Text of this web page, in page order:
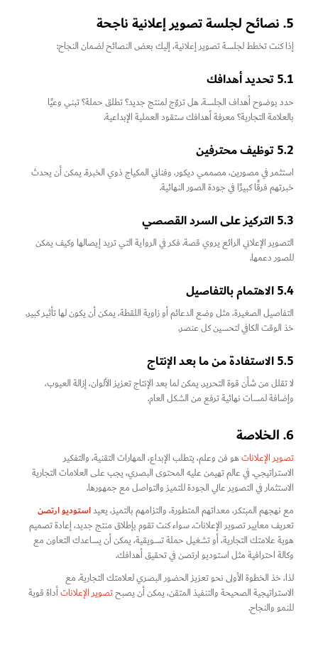
5. نصائح لجلسة تصوير إعلانية ناجحة
إذا كنت تخطط لجلسة تصوير إعلانية، إليك بعض النصائح لضمان النجاح:
5.1 تحديد أهدافك
حدد بوضوح أهداف الجلسة. هل تروّج لمنتج جديد؟ تطلق حملة؟ تبني وعيًا
بالعلامة التجارية؟ معرفة أهدافك ستقود العملية الإبداعية.
5.2 توظيف محترفين
استثمر في مصورين، مصممي ديكور، وفناني المكياج ذوي الخبرة. يمكن أن يحدث
خبرتهم فرقًا كبيرًا في جودة الصور النهائية.
5.3 التركيز على السرد القصصي
التصوير الإعلاني الرائع يروي قصة. فكر في الرواية التي تريد إيصالها وكيف يمكن
للصور دعمها.
5.4 الاهتمام بالتفاصيل
التفاصيل الصغيرة، مثل وضع الدعائم أو زاوية اللقطة، يمكن أن يكون لها تأثير كبير.
خذ الوقت الكافي لتحسين كل عنصر.
5.5 الاستفادة من ما بعد الإنتاج
لا تقلل من شأن قوة التحرير. يمكن لما بعد الإنتاج تعزيز الألوان، إزالة العيوب،
وإضافة لمسات نهائية ترفع من الشكل العام.
6. الخلاصة
تصوير الإعلاناتهو فن وعلم، يتطلب الإبداع، المهارات التقنية، والتفكير
الاستراتيجي. في عالم تهيمن عليه المحتوى البصري، يجب على العلامات التجارية
الاستثمار في التصوير عالي الجودة للتميز والتواصل مع جمهورها.
مع نهجهم المبتكر، معداتهم المتطورة، والتزامهم بالتميز، يعيداستوديو ارتصن
تعريف معايير تصوير الإعلانات. سواء كنت تقوم بإطلاق منتج جديد، إعادة تصميم
هوية علامتك التجارية، أو تشغيل حملة تسويقية، يمكن أن يساعدك التعاون مع
وكالة احترافية مثل استوديو ارتصن في تحقيق أهدافك.
لذا، خذ الخطوة الأولى نحو تعزيز الحضور البصري لعلامتك التجارية. مع
الاستراتيجية الصحيحة والتنفيذ المتقن، يمكن أن يصبحتصوير الإعلاناتأداة قوية
للنمو والنجاح.